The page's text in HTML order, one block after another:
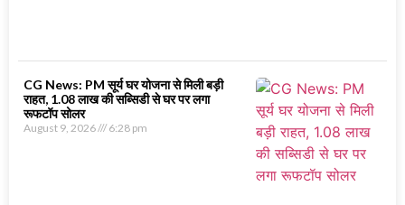
CG News: PM सूर्य घर योजना से मिली बड़ी
राहत, 1.08 लाख की सब्सिडी से घर पर लगा
रूफटॉप सोलर
August 9, 2026 6:28 pm